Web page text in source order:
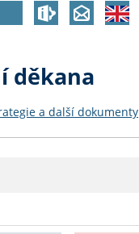
děkana
a další dokumenty